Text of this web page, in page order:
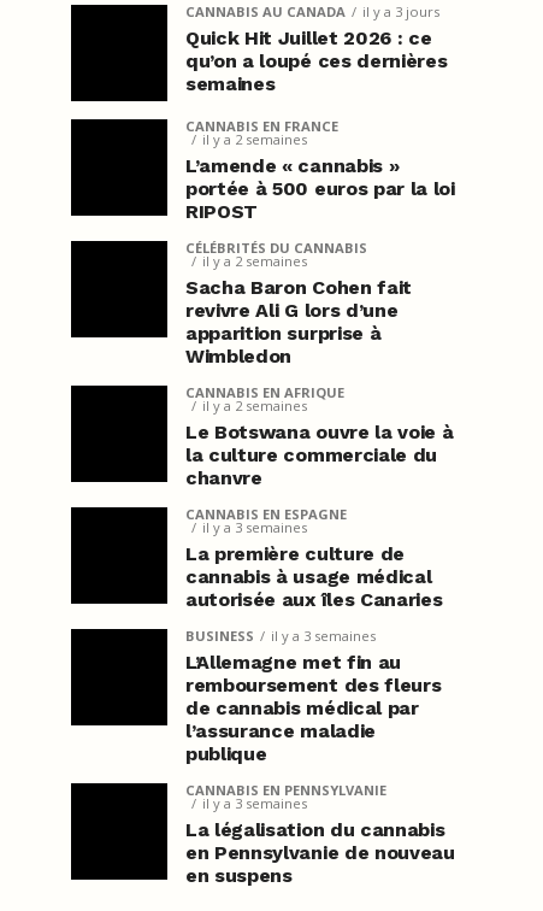
CANNABIS AU CANADA il y a 3 jours
Quick Hit Juillet 2026 : ce
qu’on a loupé ces dernières
semaines
CANNABIS EN FRANCE
il y a 2 semaines
L’amende « cannabis »
portée à 500 euros par la loi
RIPOST
CÉLÉBRITÉS DU CANNABIS
il y a 2 semaines
Sacha Baron Cohen fait
revivre Ali G lors d’une
apparition surprise à
Wimbledon
CANNABIS EN AFRIQUE
il y a 2 semaines
Le Botswana ouvre la voie à
la culture commerciale du
chanvre
CANNABIS EN ESPAGNE
il y a 3 semaines
La première culture de
cannabis à usage médical
autorisée aux îles Canaries
BUSINESS il y a 3 semaines
L’Allemagne met fin au
remboursement des fleurs
de cannabis médical par
l’assurance maladie
publique
CANNABIS EN PENNSYLVANIE
il y a 3 semaines
La légalisation du cannabis
en Pennsylvanie de nouveau
en suspens